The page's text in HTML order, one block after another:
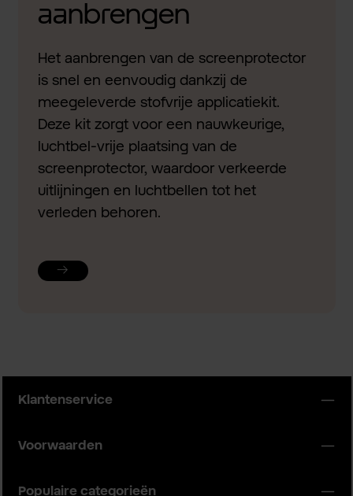
aanbrengen
Het aanbrengen van de screenprotector
is snel en eenvoudig dankzij de
meegeleverde stofvrije applicatiekit.
Deze kit zorgt voor een nauwkeurige,
luchtbel-vrije plaatsing van de
screenprotector, waardoor verkeerde
uitlijningen en luchtbellen tot het
verleden behoren.
Klantenservice
Voorwaarden
Populaire categorieën